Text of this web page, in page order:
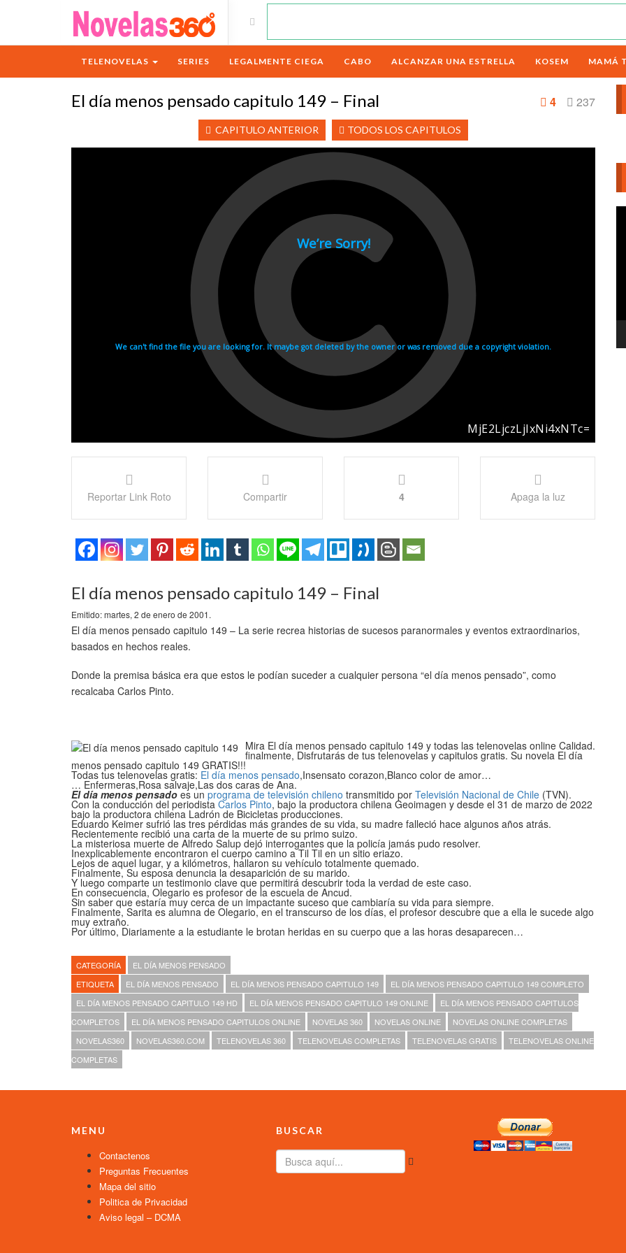
TELENOVELAS SERIES LEGALMENTE CIEGA CABO ALCANZAR UNA ESTRELLA KOSEM MAMÁ
El día menos pensado capitulo 149 – Final 237
4
CAPITULO ANTERIOR TODOS LOS CAPITULOS
Reportar Link Roto Compartir 4 Apaga la luz
El día menos pensado capitulo 149 – Final
Emitido: martes, 2 de enero de 2001.
El día menos pensado capitulo 149 – La serie recrea historias de sucesos paranormales y eventos extraordinarios,
basados en hechos reales.
Donde la premisa básica era que estos le podían suceder a cualquier persona “el día menos pensado”, como
recalcaba Carlos Pinto.
Mira El día menos pensado capitulo 149 y todas las telenovelas online Calidad.
finalmente, Disfrutarás de tus telenovelas y capitulos gratis. Su novela El día
menos pensado capitulo 149 GRATIS!!!
Todas tus telenovelas gratis: El día menos pensado,Insensato corazon,Blanco color de amor…
… Enfermeras,Rosa salvaje,Las dos caras de Ana.
El día menos pensado es un programa de televisión chileno transmitido por Televisión Nacional de Chile (TVN).
Con la conducción del periodista Carlos Pinto, bajo la productora chilena Geoimagen y desde el 31 de marzo de 2022
bajo la productora chilena Ladrón de Bicicletas producciones.
Eduardo Keimer sufrió las tres pérdidas más grandes de su vida, su madre falleció hace algunos años atrás.
Recientemente recibió una carta de la muerte de su primo suizo.
La misteriosa muerte de Alfredo Salup dejó interrogantes que la policía jamás pudo resolver.
Inexplicablemente encontraron el cuerpo camino a Til Til en un sitio eriazo.
Lejos de aquel lugar, y a kilómetros, hallaron su vehículo totalmente quemado.
Finalmente, Su esposa denuncia la desaparición de su marido.
Y luego comparte un testimonio clave que permitirá descubrir toda la verdad de este caso.
En consecuencia, Olegario es profesor de la escuela de Ancud.
Sin saber que estaría muy cerca de un impactante suceso que cambiaría su vida para siempre.
Finalmente, Sarita es alumna de Olegario, en el transcurso de los días, el profesor descubre que a ella le sucede algo
muy extraño.
Por último, Diariamente a la estudiante le brotan heridas en su cuerpo que a las horas desaparecen…
CATEGORÍA
EL DÍA MENOS PENSADO
ETIQUETA
EL DÍA MENOS PENSADO EL DÍA MENOS PENSADO CAPITULO 149
EL DÍA MENOS PENSADO CAPITULO 149 COMPLETO
EL DÍA MENOS PENSADO CAPITULO 149 HD
EL DÍA MENOS PENSADO CAPITULO 149 ONLINE
EL DÍA MENOS PENSADO CAPITULOS
COMPLETOS
EL DÍA MENOS PENSADO CAPITULOS ONLINE NOVELAS 360 NOVELAS ONLINE
NOVELAS ONLINE COMPLETAS
NOVELAS360
NOVELAS360.COM TELENOVELAS 360 TELENOVELAS COMPLETAS TELENOVELAS GRATIS
TELENOVELAS ONLINE
COMPLETAS
MENU
Contactenos
Preguntas Frecuentes
Mapa del sitio
Politica de Privacidad
Aviso legal – DCMA
BUSCAR